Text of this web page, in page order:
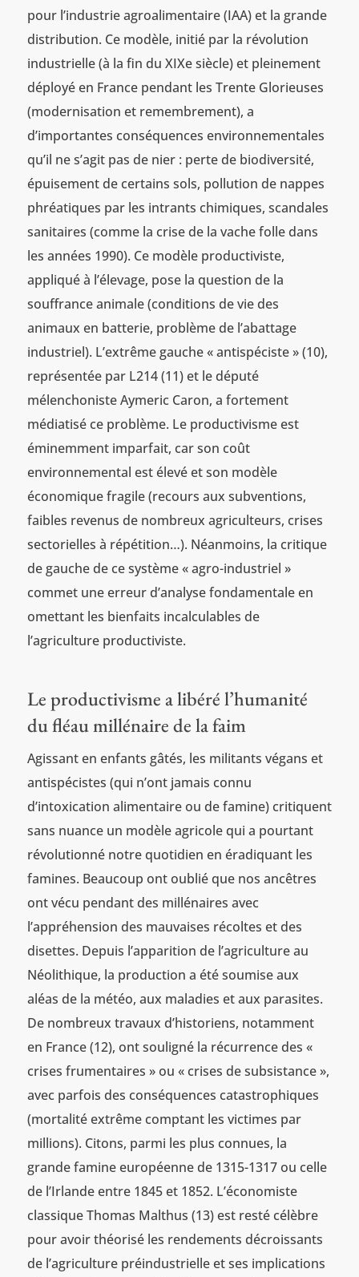
pour l’industrie agroalimentaire (IAA) et la grande
distribution. Ce modèle, initié par la révolution
industrielle (à la fin du XIXe siècle) et pleinement
déployé en France pendant les Trente Glorieuses
(modernisation et remembrement), a
d’importantes conséquences environnementales
qu’il ne s’agit pas de nier : perte de biodiversité,
épuisement de certains sols, pollution de nappes
phréatiques par les intrants chimiques, scandales
sanitaires (comme la crise de la vache folle dans
les années 1990). Ce modèle productiviste,
appliqué à l’élevage, pose la question de la
souffrance animale (conditions de vie des
animaux en batterie, problème de l’abattage
industriel). L’extrême gauche « antispéciste » (10),
représentée par L214 (11) et le député
mélenchoniste Aymeric Caron, a fortement
médiatisé ce problème. Le productivisme est
éminemment imparfait, car son coût
environnemental est élevé et son modèle
économique fragile (recours aux subventions,
faibles revenus de nombreux agriculteurs, crises
sectorielles à répétition…). Néanmoins, la critique
de gauche de ce système « agro-industriel »
commet une erreur d’analyse fondamentale en
omettant les bienfaits incalculables de
l’agriculture productiviste.
Le productivisme a libéré l’humanité
du fléau millénaire de la faim
Agissant en enfants gâtés, les militants végans et
antispécistes (qui n’ont jamais connu
d’intoxication alimentaire ou de famine) critiquent
sans nuance un modèle agricole qui a pourtant
révolutionné notre quotidien en éradiquant les
famines. Beaucoup ont oublié que nos ancêtres
ont vécu pendant des millénaires avec
l’appréhension des mauvaises récoltes et des
disettes. Depuis l’apparition de l’agriculture au
Néolithique, la production a été soumise aux
aléas de la météo, aux maladies et aux parasites.
De nombreux travaux d’historiens, notamment
en France (12), ont souligné la récurrence des «
crises frumentaires » ou « crises de subsistance »,
avec parfois des conséquences catastrophiques
(mortalité extrême comptant les victimes par
millions). Citons, parmi les plus connues, la
grande famine européenne de 1315-1317 ou celle
de l’Irlande entre 1845 et 1852. L’économiste
classique Thomas Malthus (13) est resté célèbre
pour avoir théorisé les rendements décroissants
de l’agriculture préindustrielle et ses implications